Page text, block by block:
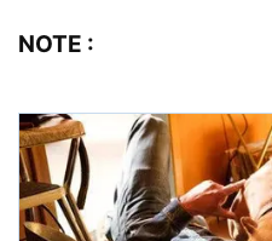
NOTE :